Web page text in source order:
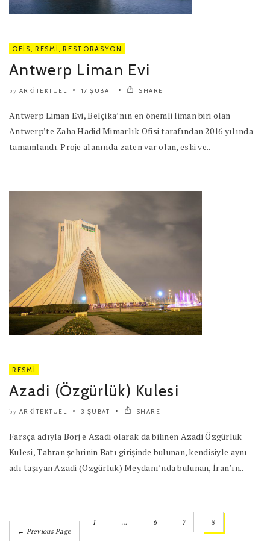
OFIS , RESMI , RESTORASYON
Antwerp Liman Evi
by ARKITEKTUEL 17 ŞUBAT SHARE
Antwerp Liman Evi, Belçika’nın en önemli liman biri olan
Antwerp’te Zaha Hadid Mimarlık Ofisi tarafından 2016 yılında
tamamlandı. Proje alanında zaten var olan, eski ve..
RESMI
Azadi (Özgürlük) Kulesi
by ARKITEKTUEL 3 ŞUBAT SHARE
Farsça adıyla Borj e Azadi olarak da bilinen Azadi Özgürlük
Kulesi, Tahran şehrinin Batı girişinde bulunan, kendisiyle aynı
adı taşıyan Azadi (Özgürlük) Meydanı’nda bulunan, İran’ın..
← Previous Page
1 … 6 7 8